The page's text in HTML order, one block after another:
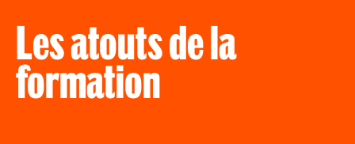
Les atouts de la
formation